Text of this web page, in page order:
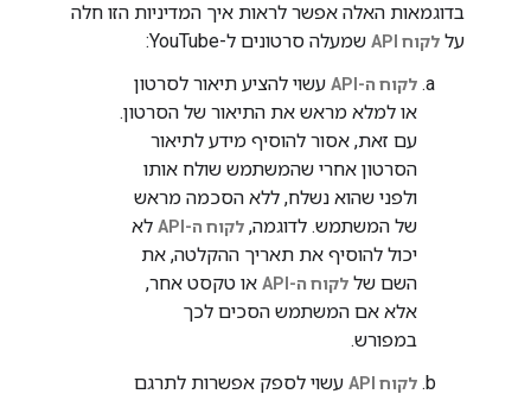
בדוגמאות האלה אפשר לראות איך המדיניות הזו חלה
על לקוח API שמעלה סרטונים ל-YouTube:
לקוח ה-API
עשוי להציע תיאור לסרטון
או למלא מראש את התיאור של הסרטון.
עם זאת, אסור להוסיף מידע לתיאור
הסרטון אחרי שהמשתמש שולח אותו
ולפני שהוא נשלח, ללא הסכמה מראש
של המשתמש. לדוגמה, לקוח ה-API
לא
יכול להוסיף את תאריך ההקלטה, את
השם של לקוח ה-API
או טקסט אחר,
אלא אם המשתמש הסכים לכך
במפורש.
לקוח API עשוי לספק אפשרות לתרגם